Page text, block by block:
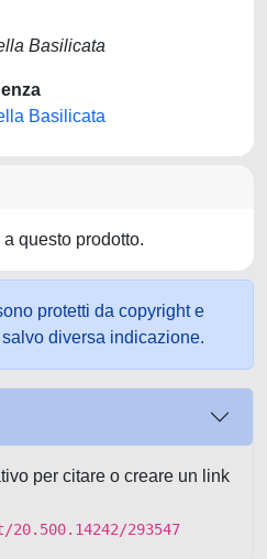
Basilicata
Basilicata
questo prodotto.
protetti da copyright e
diversa indicazione.
per citare o creare un link
293547